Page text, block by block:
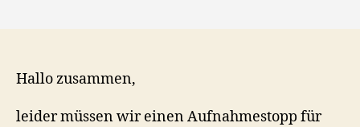
Hallo zusammen,
leider müssen wir einen Aufnahmestopp für